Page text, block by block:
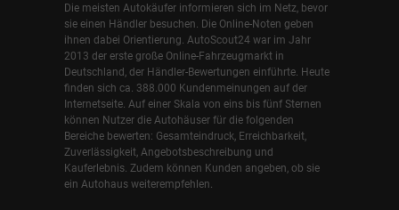
Die meisten Autokäufer informieren sich im Netz, bevor
sie einen Händler besuchen. Die Online-Noten geben
ihnen dabei Orientierung. AutoScout24 war im Jahr
2013 der erste große Online-Fahrzeugmarkt in
Deutschland, der Händler-Bewertungen einführte. Heute
finden sich ca. 388.000 Kundenmeinungen auf der
Internetseite. Auf einer Skala von eins bis fünf Sternen
können Nutzer die Autohäuser für die folgenden
Bereiche bewerten: Gesamteindruck, Erreichbarkeit,
Zuverlässigkeit, Angebotsbeschreibung und
Kauferlebnis. Zudem können Kunden angeben, ob sie
ein Autohaus weiterempfehlen.